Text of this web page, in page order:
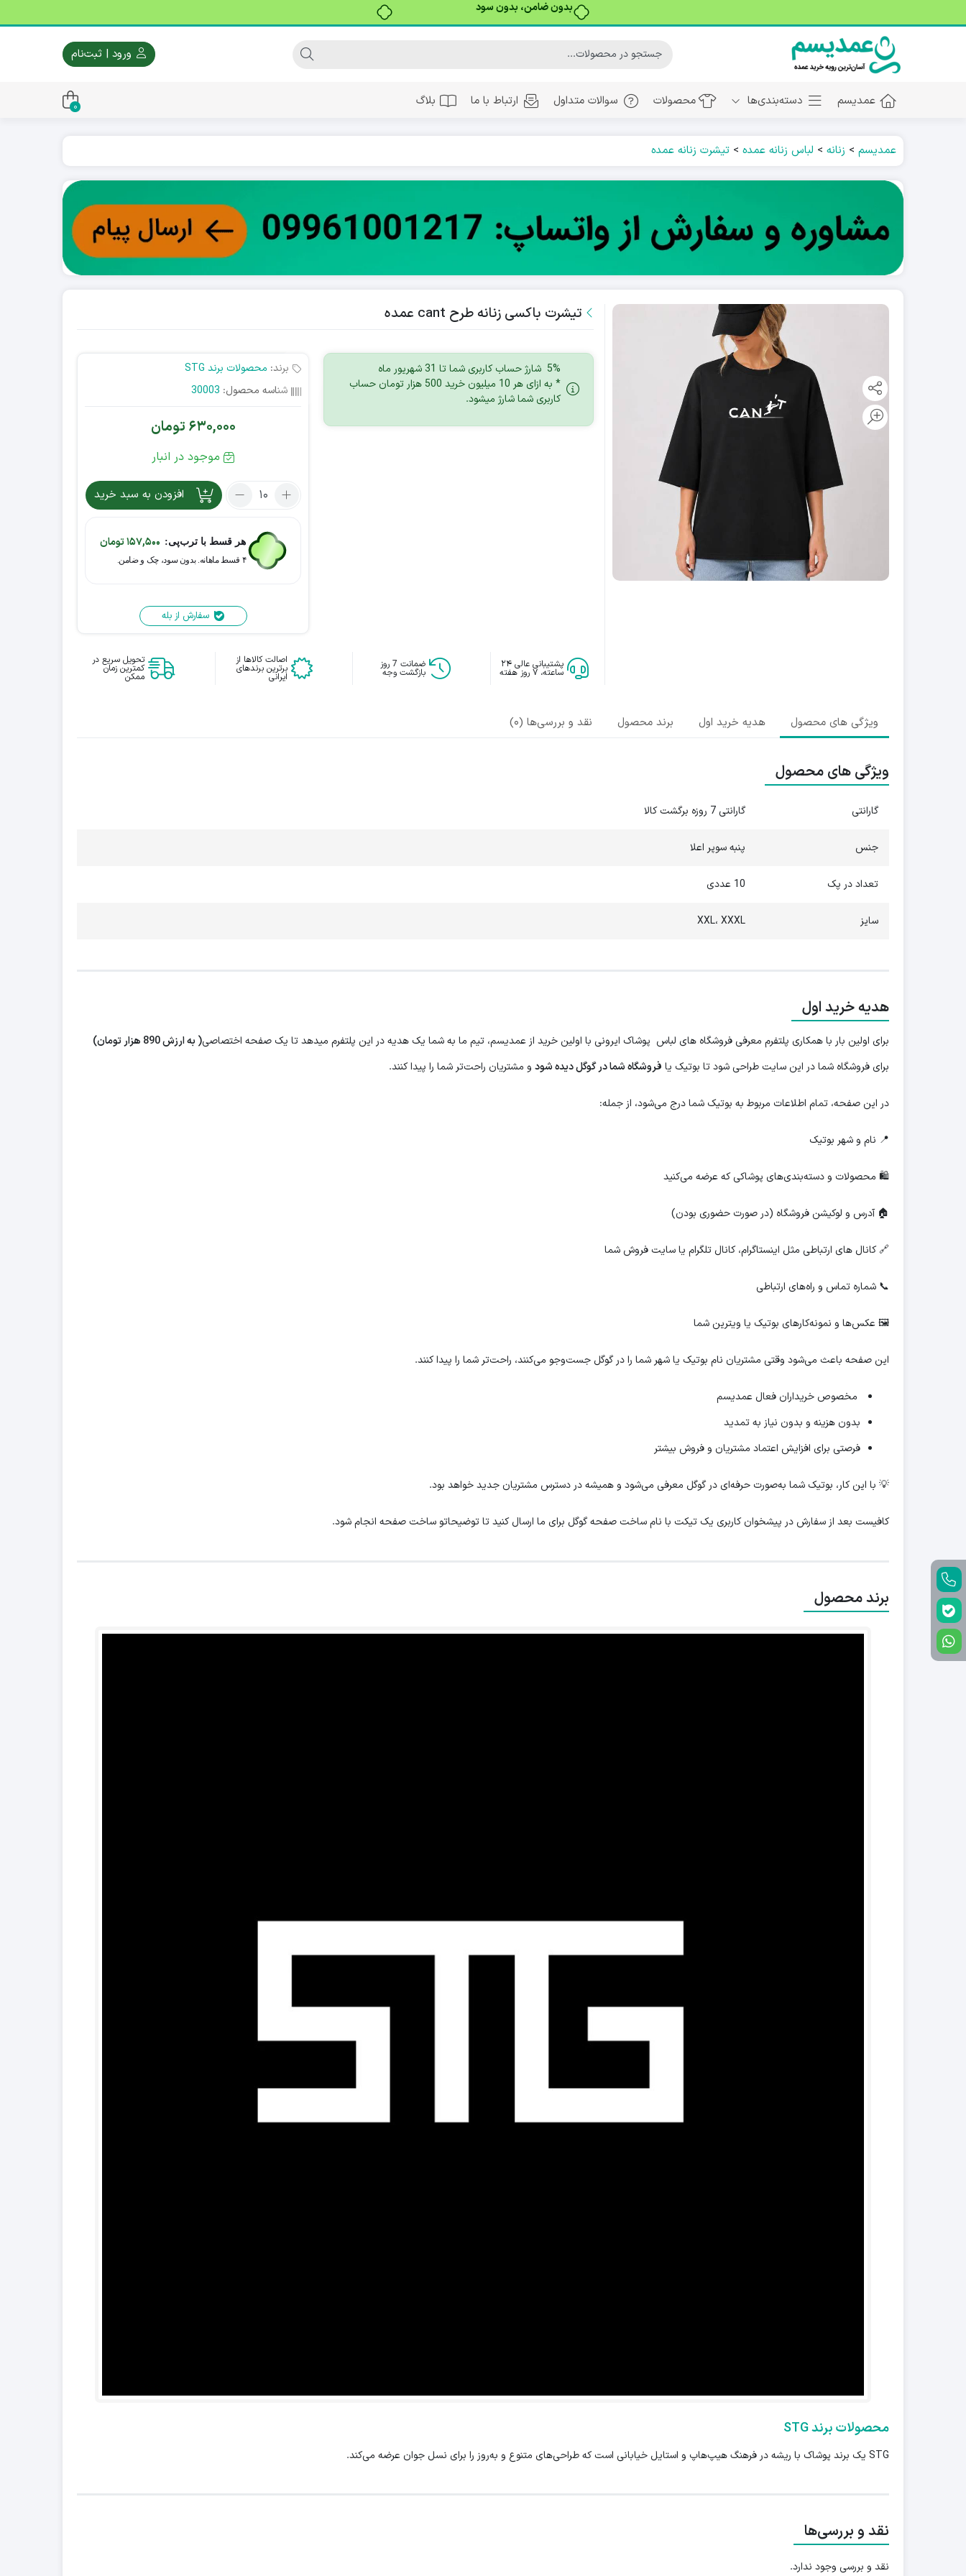
بدون ضامن، بدون سود
ورود | ثبت‌نام
عمدیسم دسته‌بندی‌ها محصولات سوالات متداول ارتباط با ما بلاگ 0
عمدیسم > زنانه > لباس زنانه عمده > تیشرت زنانه عمده
تیشرت باکسی زنانه طرح cant عمده
5% شارژ حساب کاربری شما تا 31 شهریور ماه
* به ازای هر 10 میلیون خرید 500 هزار تومان حساب
کاربری شما شارژ میشود.
برند: محصولات برند STG
شناسه محصول: 30003
630,000 تومان
موجود در انبار
افزودن به سبد خرید
هر قسط با ترب‌پی: 157,500 تومان
۴ قسط ماهانه. بدون سود، چک و ضامن.
سفارش از بله
پشتیبانی عالی ۲۴
ساعته، ۷ روز هفته
ضمانت 7 روز
بازگشت وجه
اصالت کالاها از
برترین برندهای
ایرانی
تحویل سریع در
کمترین زمان
ممکن
ویژگی های محصول هدیه خرید اول برند محصول نقد و بررسی‌ها (0)
ویژگی های محصول
گارانتی گارانتی 7 روزه برگشت کالا
جنس پنبه سوپر اعلا
تعداد در پک 10 عددی
سایز XXL، XXXL
هدیه خرید اول
برای اولین بار با همکاری پلتفرم معرفی فروشگاه های لباس پوشاک ایرونی با اولین خرید از عمدیسم، تیم ما به شما یک هدیه در این پلتفرم میدهد تا یک صفحه اختصاصی( به ارزش 890 هزار تومان)
برای فروشگاه شما در این سایت طراحی شود تا بوتیک یا فروشگاه شما در گوگل دیده شود و مشتریان راحت‌تر شما را پیدا کنند.
در این صفحه، تمام اطلاعات مربوط به بوتیک شما درج می‌شود، از جمله:
📍 نام و شهر بوتیک
🛍 محصولات و دسته‌بندی‌های پوشاکی که عرضه می‌کنید
🏠 آدرس و لوکیشن فروشگاه (در صورت حضوری بودن)
🔗 کانال های ارتباطی مثل اینستاگرام، کانال تلگرام یا سایت فروش شما
📞 شماره تماس و راه‌های ارتباطی
🖼 عکس‌ها و نمونه‌کارهای بوتیک یا ویترین شما
این صفحه باعث می‌شود وقتی مشتریان نام بوتیک یا شهر شما را در گوگل جست‌وجو می‌کنند، راحت‌تر شما را پیدا کنند.
مخصوص خریداران فعال عمدیسم
بدون هزینه و بدون نیاز به تمدید
فرصتی برای افزایش اعتماد مشتریان و فروش بیشتر
💡 با این کار، بوتیک شما به‌صورت حرفه‌ای در گوگل معرفی می‌شود و همیشه در دسترس مشتریان جدید خواهد بود.
کافیست بعد از سفارش در پیشخوان کاربری یک تیکت با نام ساخت صفحه گوگل برای ما ارسال کنید تا توضیحاتو ساخت صفحه انجام شود.
برند محصول
محصولات برند STG
STG یک برند پوشاک با ریشه در فرهنگ هیپ‌هاپ و استایل خیابانی است که طراحی‌های متنوع و به‌روز را برای نسل جوان عرضه می‌کند.
نقد و بررسی‌ها
نقد و بررسی وجود ندارد.